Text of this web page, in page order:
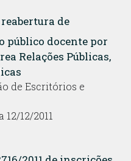
de
público docente por
Relações Públicas,
de Escritórios e
12/12/2011